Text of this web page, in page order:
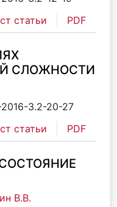
статьи PDF
СЛОЖНОСТИ
3.2-20-27
статьи PDF
В.В.